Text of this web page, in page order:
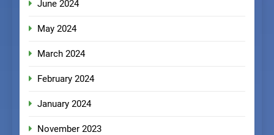
June 2024
May 2024
March 2024
February 2024
January 2024
November 2023